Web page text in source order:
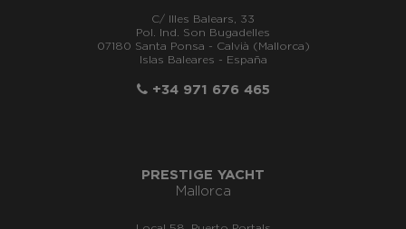
C/ Illes Balears, 33
Pol. Ind. Son Bugadelles
07180 Santa Ponsa - Calvià (Mallorca)
Islas Baleares - España
+34 971 676 465
PRESTIGE YACHT
Mallorca